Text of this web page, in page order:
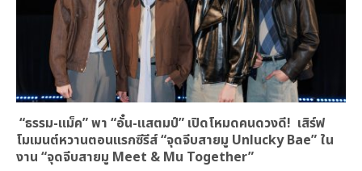
“ธรรม-แม็ค” พา “อั๋น-แสตมป์” เปิดโหมดคนดวงดี! เสิร์ฟ
โมเมนต์หวานตอนแรกซีรีส์ “จุดจีบสายมู Unlucky Bae” ใน
งาน “จุดจีบสายมู Meet & Mu Together”